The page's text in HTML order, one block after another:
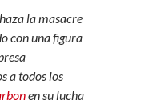
la masacre
con una figura
a todos los
en su lucha